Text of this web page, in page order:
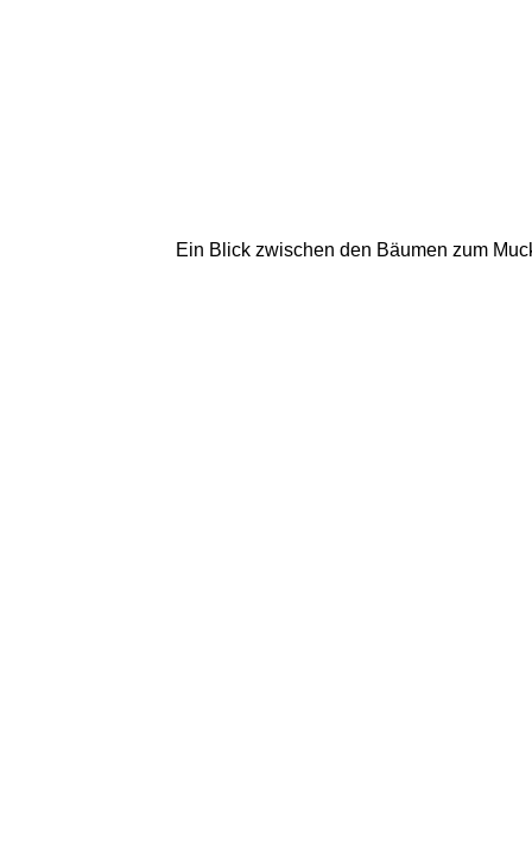
Ein Blick zwischen den Bäumen zum